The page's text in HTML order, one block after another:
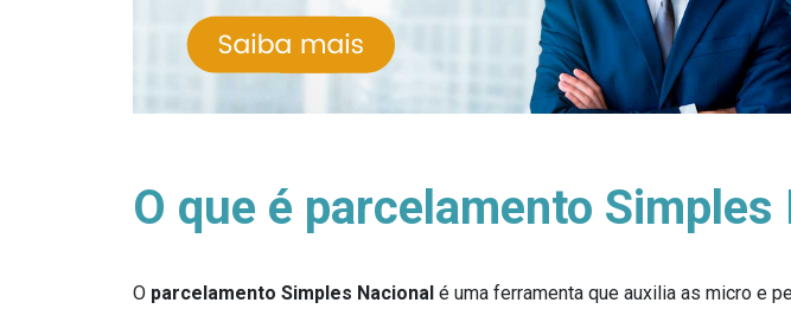
O que é parcelamento Simples
O parcelamento Simples Nacional é uma ferramenta que auxilia as micro e